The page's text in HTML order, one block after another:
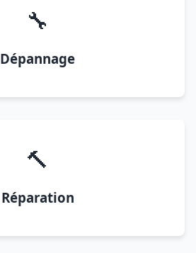
🔧
Dépannage
🔨
Réparation